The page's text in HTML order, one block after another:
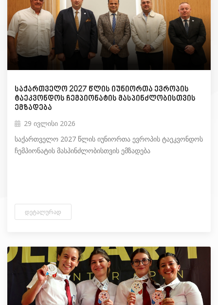
საქართველო 2027 წლის იუნიორთა ევროპის
ტაეკვონდოს ჩემპიონატის მასპინძლობისთვის
ემზადება
29 ივლისი 2026
საქართველო 2027 წლის იუნიორთა ევროპის ტაეკვონდოს
ჩემპიონატის მასპინძლობისთვის ემზადება
ᲓᲔᲢᲐᲚᲣᲠᲐᲓ